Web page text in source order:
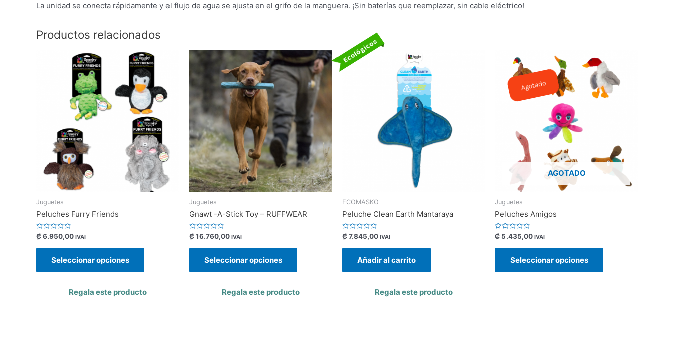
La unidad se conecta rápidamente y el flujo de agua se ajusta en el grifo de la manguera. ¡Sin baterías que reemplazar, sin cable eléctrico!
Productos relacionados
Juguetes
Peluches Furry Friends
Valorado
con
0
₡6.950,00 IVAI
Seleccionar opciones
Regala este producto
Juguetes
Gnawt -A-Stick Toy – RUFFWEAR
Valorado
con
0
₡16.760,00 IVAI
Seleccionar opciones
Regala este producto
Ecológicos
ECOMASKO
Peluche Clean Earth Mantaraya
Valorado
con
0
₡7.845,00 IVAI
Añadir al carrito
Regala este producto
Agotado
AGOTADO
Juguetes
Peluches Amigos
Valorado
con
0
₡ 5.435,00 IVAI
Seleccionar opciones